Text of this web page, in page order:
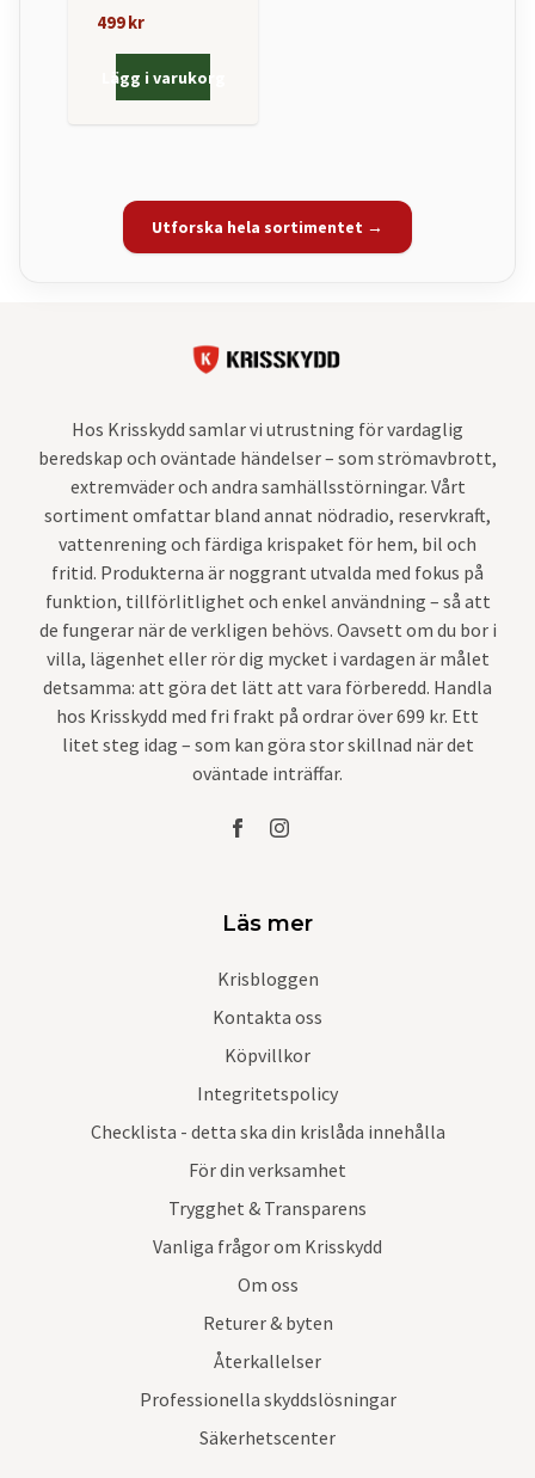
499 kr
Lägg i varukorg
Utforska hela sortimentet →
Hos Krisskydd samlar vi utrustning för vardaglig
beredskap och oväntade händelser – som strömavbrott,
extremväder och andra samhällsstörningar. Vårt
sortiment omfattar bland annat nödradio, reservkraft,
vattenrening och färdiga krispaket för hem, bil och
fritid. Produkterna är noggrant utvalda med fokus på
funktion, tillförlitlighet och enkel användning – så att
de fungerar när de verkligen behövs. Oavsett om du bor i
villa, lägenhet eller rör dig mycket i vardagen är målet
detsamma: att göra det lätt att vara förberedd. Handla
hos Krisskydd med fri frakt på ordrar över 699 kr. Ett
litet steg idag – som kan göra stor skillnad när det
oväntade inträffar.
Läs mer
Krisbloggen
Kontakta oss
Köpvillkor
Integritetspolicy
Checklista - detta ska din krislåda innehålla
För din verksamhet
Trygghet & Transparens
Vanliga frågor om Krisskydd
Om oss
Returer & byten
Återkallelser
Professionella skyddslösningar
Säkerhetscenter